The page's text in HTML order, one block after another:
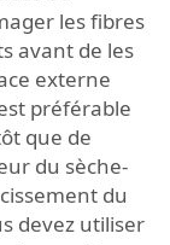
les fibres
avant de les
externe
préférable
que de
du sèche-
du
devez utiliser